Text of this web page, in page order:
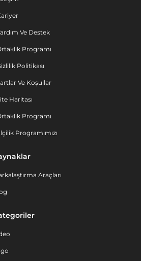
Ve Destek
Programı
Politikası
Ve Koşullar
Haritası
Programı
Programımızı
Araçları